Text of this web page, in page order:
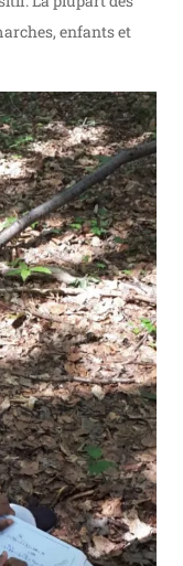
enfants et